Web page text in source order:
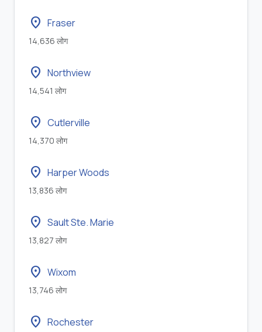
location_on Fraser
14,636 लोग
location_on Northview
14,541 लोग
location_on Cutlerville
14,370 लोग
location_on Harper Woods
13,836 लोग
location_on Sault Ste. Marie
13,827 लोग
location_on Wixom
13,746 लोग
location_on Rochester